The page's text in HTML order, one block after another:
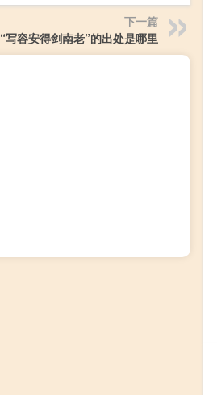
下一篇
“写容安得剑南老”的出处是哪里